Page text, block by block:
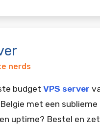
nerds
budget VPS server
met een sublieme
uptime? Bestel en